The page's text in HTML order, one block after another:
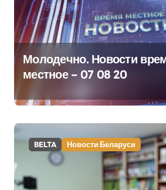
Молодечно. Новости
местное – 07 08 20
BELTA Новости Беларуси